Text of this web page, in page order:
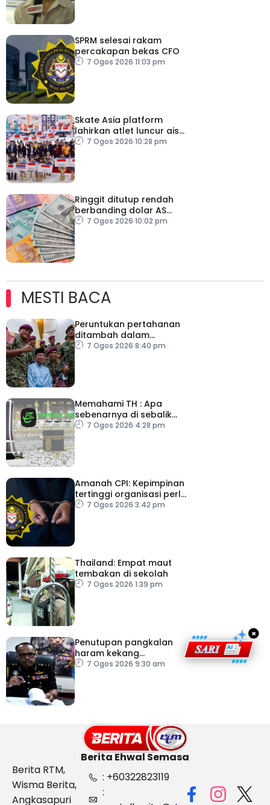
SPRM selesai rakam
percakapan bekas CFO
7 Ogos 2026 11:03 pm
Skate Asia platform
lahirkan atlet luncur ais
negara
7 Ogos 2026 10:28 pm
Ringgit ditutup rendah
berbanding dolar AS
menjelang pengumuman
7 Ogos 2026 10:02 pm
MESTI BACA
Peruntukan pertahanan
ditambah dalam
Belanjawan 2027
7 Ogos 2026 8:40 pm
Memahami TH : Apa
sebenarnya di sebalik
angka
7 Ogos 2026 4:28 pm
Amanah CPI: Kepimpinan
tertinggi organisasi perlu
pacu reformasi radikal
7 Ogos 2026 3:42 pm
Thailand: Empat maut
tembakan di sekolah
7 Ogos 2026 1:39 pm
Penutupan pangkalan
haram kekang
penyeludupan di
7 Ogos 2026 9:30 am
×
Berita Ehwal Semasa
Berita RTM,
Wisma Berita,
Angkasapuri
: +60322823119
: